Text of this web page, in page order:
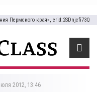
Пермского края», erid:2SDnjcfi73Q
2012, 13:46